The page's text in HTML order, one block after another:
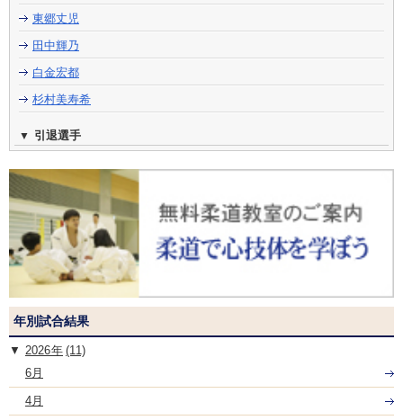
東郷丈児
田中輝乃
白金宏都
杉村美寿希
引退選手
年別試合結果
2026
(11)
6月
4月